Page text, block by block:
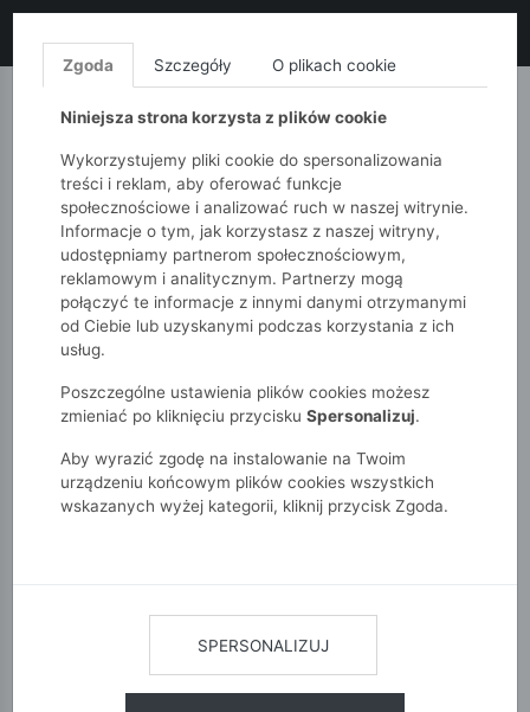
MONNARI QUIOSQUE
51015kids Niemowlak
Dziewczynki
Spinki do włosów z brokatem dla dziewczynki – zestaw 2
Zgoda Szczegóły O plikach cookie
Niniejsza strona korzysta z plików cookie
Wykorzystujemy pliki cookie do spersonalizowania
treści i reklam, aby oferować funkcje
społecznościowe i analizować ruch w naszej witrynie.
Informacje o tym, jak korzystasz z naszej witryny,
udostępniamy partnerom społecznościowym,
reklamowym i analitycznym. Partnerzy mogą
połączyć te informacje z innymi danymi otrzymanymi
od Ciebie lub uzyskanymi podczas korzystania z ich
usług.
Poszczególne ustawienia plików cookies możesz
zmieniać po kliknięciu przycisku Spersonalizuj.
Aby wyrazić zgodę na instalowanie na Twoim
urządzeniu końcowym plików cookies wszystkich
wskazanych wyżej kategorii, kliknij przycisk Zgoda.
SPERSONALIZUJ